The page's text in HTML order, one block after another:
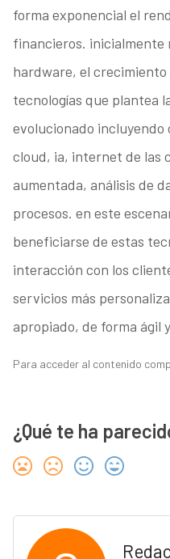
forma exponencial el
financieros. inicialmente
hardware, el crecimiento
tecnologías que plantea
evolucionado incluyendo
cloud, ia, internet de las
aumentada, análisis de
procesos. en este
beneficiarse de estas
interacción con los
servicios más
apropiado, de forma ágil
Para acceder al contenido
¿Qué te ha